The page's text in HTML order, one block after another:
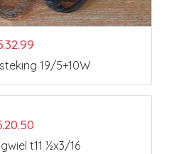
19/5+10W
t11 ½x3/16